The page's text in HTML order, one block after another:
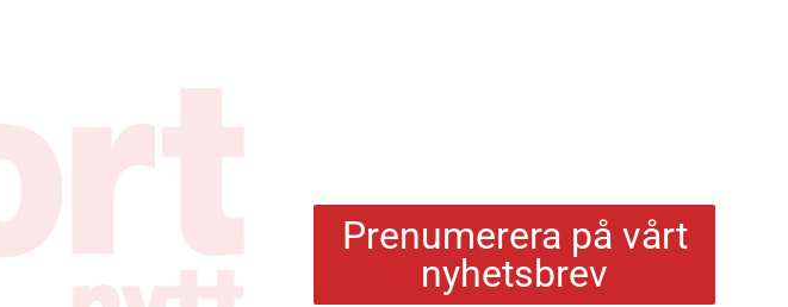
Prenumerera på vårt
nyhetsbrev